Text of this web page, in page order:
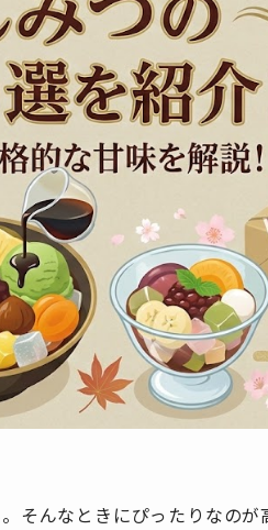
そんなときにぴったりなのが